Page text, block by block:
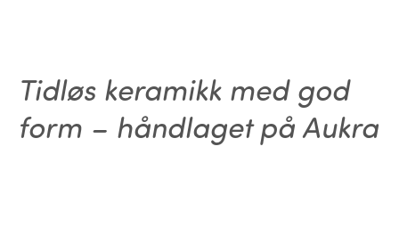
Tidløs keramikk med god
form – håndlaget på Aukra